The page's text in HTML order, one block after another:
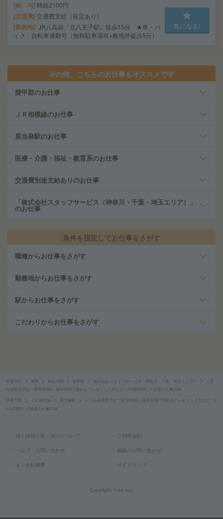
給 与 時給2100円
交通費 交通費支給（規定あり）
勤務地 JR八高線「北八王子駅」徒歩15分 ★車・バ
イク・自転車通勤可（無料駐車場有※敷地外徒歩5分）
気になる!
その他、こちらのお仕事もオススメです
愛甲郡のお仕事
ＪＲ相模線のお仕事
原当麻駅のお仕事
医療・介護・福祉・教育系のお仕事
交通費別途支給ありのお仕事
「株式会社スタッフサービス（神奈川・千葉・埼玉エリア）」
のお仕事
条件を指定してお仕事をさがす
職種からお仕事をさがす
勤務地からお仕事をさがす
駅からお仕事をさがす
こだわりからお仕事をさがす
派遣TOP 関東 神奈川県 愛甲郡 株式会社スタッフサービス（神奈川・千葉・埼玉エリア）
社員登用予定＊賞与年2回＞基本定時で帰れる＊レセプト入力など（111437939）の派遣の仕事詳細
派遣TOP ＪＲ相模線 原当麻駅
＜正社員登用予定＊賞与年2回＞基本定時で帰れる＊レセプト入力など（1
11437939）の派遣の仕事詳細
個人情報の取り扱いについて ご利用規約
ヘルプ・お問い合わせ 掲載のお問い合わせ
エン会社概要 サイトマップ
Copyright © en Inc.